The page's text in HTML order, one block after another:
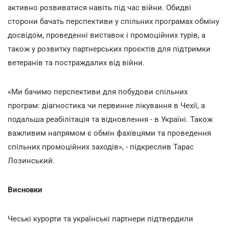
активно розвиватися навіть під час війни. Обидві
сторони бачать перспективи у спільних програмах обміну
досвідом, проведенні виставок і промоційних турів, а
також у розвитку партнерських проєктів для підтримки
ветеранів та постраждалих від війни.
«Ми бачимо перспективи для побудови спільних
програм: діагностика чи первинне лікування в Чехії, а
подальша реабілітація та відновлення - в Україні. Також
важливим напрямом є обмін фахівцями та проведення
спільних промоційних заходів», - підкреслив Тарас
Лозинський.
Висновки
Чеські курорти та українські партнери підтвердили